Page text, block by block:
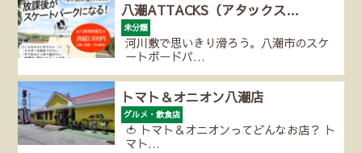
八潮ATTACKS（アタックス…
未分類
河川敷で思いきり滑ろう。八潮市のスケ
ートボードパ…
トマト＆オニオン八潮店
グルメ・飲食店
🍅 トマト＆オニオンってどんなお店？ ト
マト…